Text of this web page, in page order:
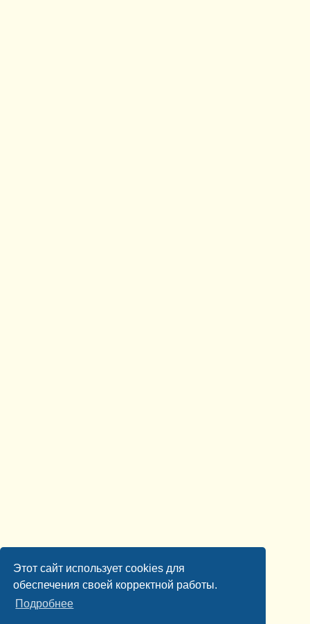
Этот сайт использует cookies для
обеспечения своей корректной работы.
Подробнее